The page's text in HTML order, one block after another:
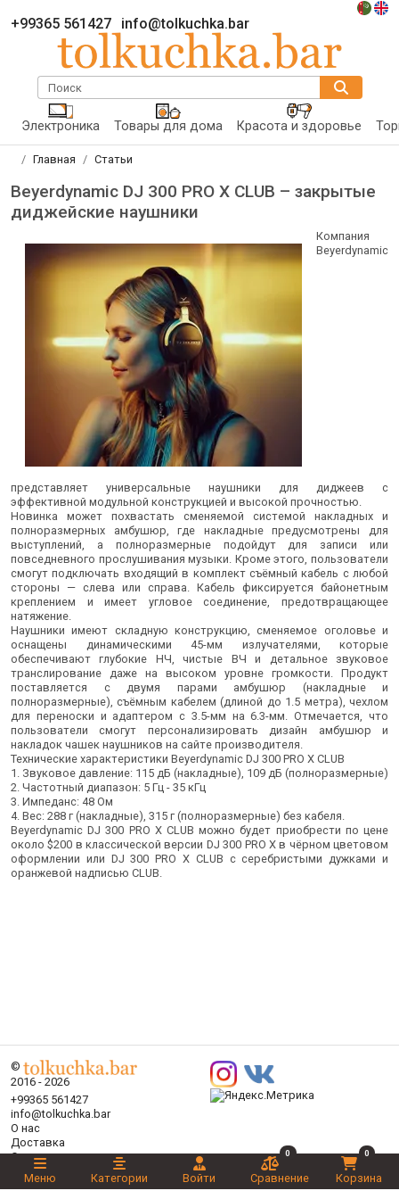
+99365 561427 info@tolkuchka.bar
Поиск
Электроника Товары для дома Красота и здоровье
Главная Статьи
Beyerdynamic DJ 300 PRO X CLUB – закрытые
диджейские наушники
Компания
Beyerdynamic
представляет универсальные наушники для диджеев с
эффективной модульной конструкцией и высокой прочностью.
Новинка может похвастать сменяемой системой накладных и
полноразмерных амбушюр, где накладные предусмотрены для
выступлений, а полноразмерные подойдут для записи или
повседневного прослушивания музыки. Кроме этого, пользователи
смогут подключать входящий в комплект съёмный кабель с любой
стороны — слева или справа. Кабель фиксируется байонетным
креплением и имеет угловое соединение, предотвращающее
натяжение.
Наушники имеют складную конструкцию, сменяемое оголовье и
оснащены динамическими 45-мм излучателями, которые
обеспечивают глубокие НЧ, чистые ВЧ и детальное звуковое
транслирование даже на высоком уровне громкости. Продукт
поставляется с двумя парами амбушюр (накладные и
полноразмерные), съёмным кабелем (длиной до 1.5 метра), чехлом
для переноски и адаптером с 3.5-мм на 6.3-мм. Отмечается, что
пользователи смогут персонализировать дизайн амбушюр и
накладок чашек наушников на сайте производителя.
Технические характеристики Beyerdynamic DJ 300 PRO X CLUB
1. Звуковое давление: 115 дБ (накладные), 109 дБ (полноразмерные)
2. Частотный диапазон: 5 Гц - 35 кГц
3. Импеданс: 48 Ом
4. Вес: 288 г (накладные), 315 г (полноразмерные) без кабеля.
Beyerdynamic DJ 300 PRO X CLUB можно будет приобрести по цене
около $200 в классической версии DJ 300 PRO X в чёрном цветовом
оформлении или DJ 300 PRO X CLUB с серебристыми дужками и
оранжевой надписью CLUB.
©
2016 - 2026
+99365 561427
info@tolkuchka.bar
О нас
Доставка
Статьи
Бренды
Категории
Меню Категории Войти
0
Сравнение
0
Корзина